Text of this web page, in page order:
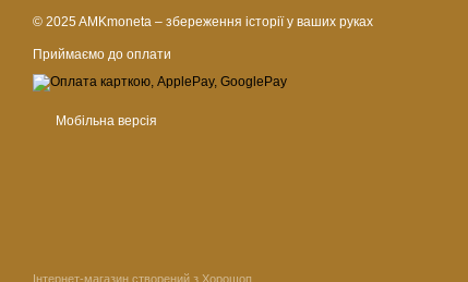
© 2025 AMKmoneta – збереження історії у ваших руках
Приймаємо до оплати
Мобільна версія
Інтернет-магазин створений з Хорошоп